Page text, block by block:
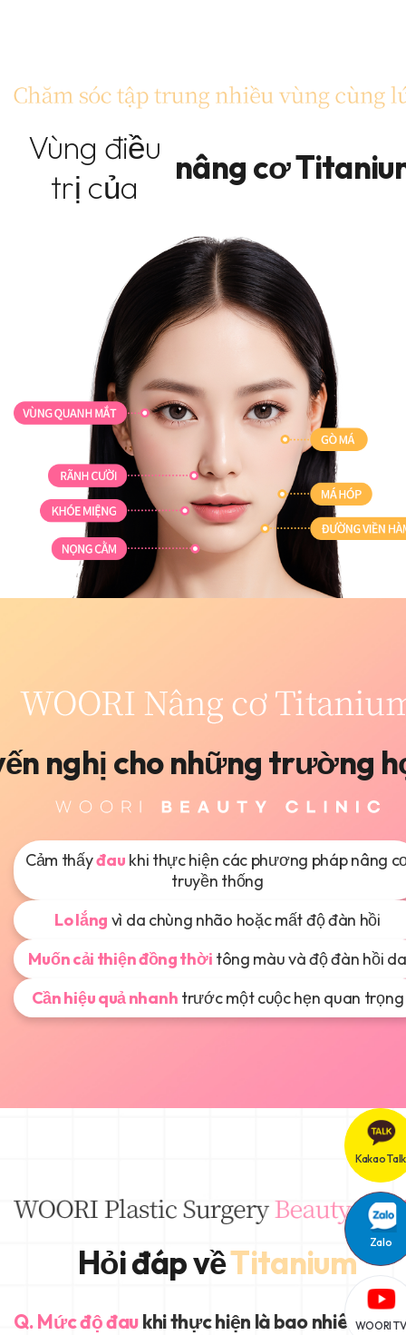
Vùng điều
trị của
nâng cơ
nghị cho những trường
Cảm thấyđau khi thực hiện các phương pháp nâng
truyền thống
Lo lắng vì da chùng nhão hoặc mất độ đàn hồi
Muốn cải thiện đồng thời tông màu và độ đàn hồi da
Cần hiệu quả nhanh trước một cuộc hẹn quan trọng
Hỏi đáp vềTitanium
Q. Mức độ đaukhi thực hiện là bao nhiêu?
Kakao Talk
Zalo
WOORI TV